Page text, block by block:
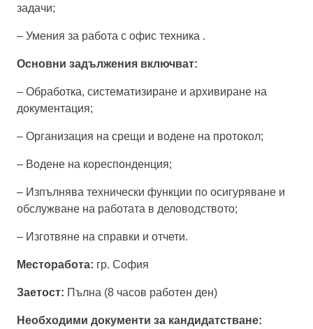
задачи;
– Умения за работа с офис техника .
Основни задължения включват:
– Обработка, систематизиране и архивиране на
документация;
– Организация на срещи и водене на протокол;
– Водене на кореспонденция;
– Изпълнява технически функции по осигуряване и
обслужване на работата в деловодството;
– Изготвяне на справки и отчети.
Месторабота: гр. София
Заетост: Пълна (8 часов работен ден)
Необходими документи за кандидатстване: